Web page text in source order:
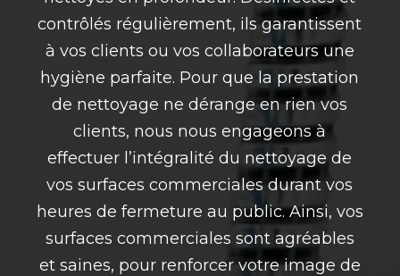
contrôlés régulièrement, ils garantissent
à vos clients ou vos collaborateurs une
hygiène parfaite. Pour que la prestation
de nettoyage ne dérange en rien vos
clients, nous nous engageons à
effectuer l’intégralité du nettoyage de
vos surfaces commerciales durant vos
heures de fermeture au public. Ainsi, vos
surfaces commerciales sont agréables
et saines, pour renforcer votre image de